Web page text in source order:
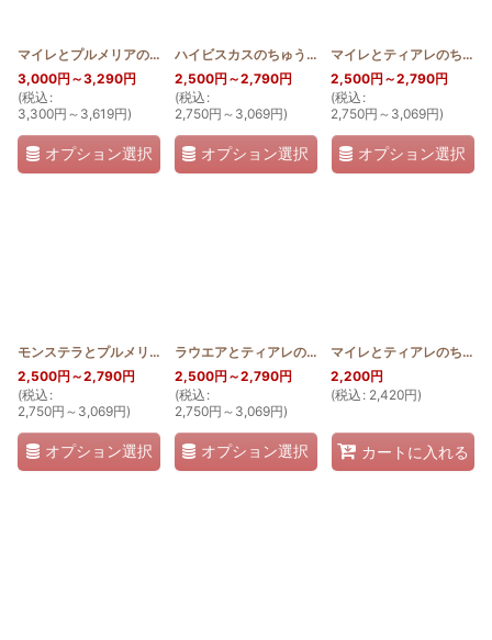
マイレとプルメリアのおっきめキャラメルポーチ [ HQKP_PUL]
3,000円 ～3,290円
(税込 :
3,300円 ～3,619円)
オプション選択
ハイビスカスのちゅうくらいなキャラメルポーチ [
2,500円 ～2,790円
(税込 :
2,750円 ～3,069円)
オプション選択
マイレとティアレのちゅうくらいなキャラメルポーチ
2,500円 ～2,790円
(税込 :
2,750円 ～3,069円)
オプション選択
モンステラとプルメリアのちゅうくらいなキャラメルポーチ [ HQKP_MON]
2,500円 ～2,790円
(税込 :
2,750円 ～3,069円)
オプション選択
ラウエアとティアレのちゅうくらいなキャラメルポーチ
2,500円 ～2,790円
(税込 :
2,750円 ～3,069円)
オプション選択
マイレとティアレのちっちゃめキャラメルポーチ
2,200円
(税込 : 2,420円)
カートに入れる